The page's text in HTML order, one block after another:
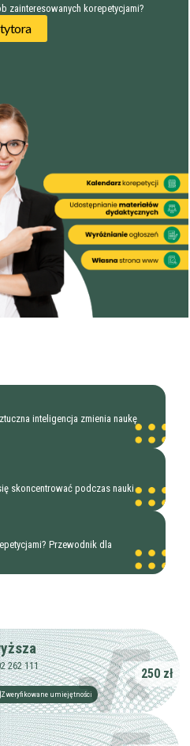
km
lokalizacja
zainteresowanych korepetycjami?
inteligencja zmienia naukę
skoncentrować podczas nauki
Przewodnik dla
262 111
Zweryfikowane umiejętności
250 zł